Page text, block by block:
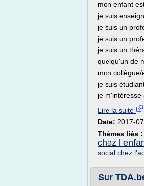
mon enfant
je suis
je suis un
je suis un
je suis un
quelqu'un de
mon collègue/
je suis étudiant
je m'intéresse
Lire la suite
Date: 2017-
Thèmes liés :
chez l
social chez
Sur